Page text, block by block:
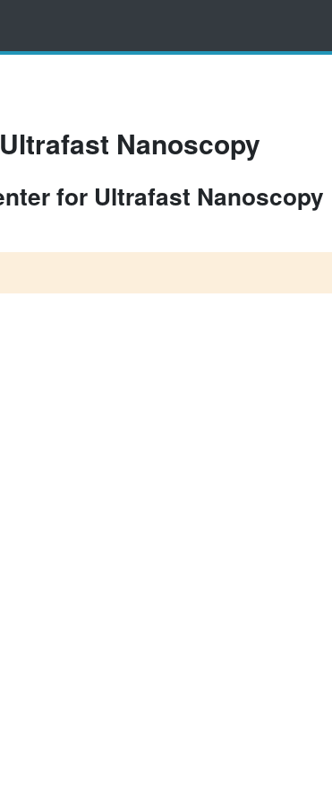
Nanoscopy
for Ultrafast Nanoscopy